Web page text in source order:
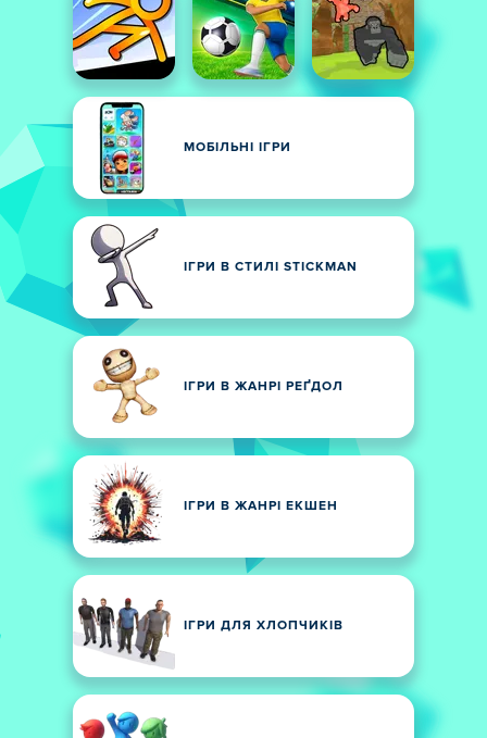
МОБІЛЬНІ ІГРИ
ІГРИ В СТИЛІ STICKMAN
ІГРИ В ЖАНРІ РЕҐДОЛ
ІГРИ В ЖАНРІ ЕКШЕН
ІГРИ ДЛЯ ХЛОПЧИКІВ